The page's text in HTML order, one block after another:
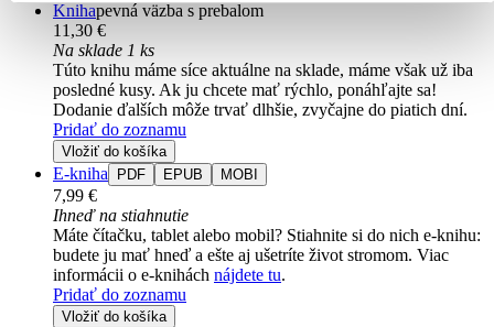
Knihapevná väzba s prebalom
11,30 €
Na sklade 1 ks
Túto knihu máme síce aktuálne na sklade, máme však už iba
posledné kusy. Ak ju chcete mať rýchlo, ponáhľajte sa!
Dodanie ďalších môže trvať dlhšie, zvyčajne do piatich dní.
Pridať do zoznamu
Vložiť do košíka
E-kniha PDF EPUB MOBI
7,99 €
Ihneď na stiahnutie
Máte čítačku, tablet alebo mobil? Stiahnite si do nich e-knihu:
budete ju mať hneď a ešte aj ušetríte život stromom. Viac
informácii o e-knihách nájdete tu.
Pridať do zoznamu
Vložiť do košíka